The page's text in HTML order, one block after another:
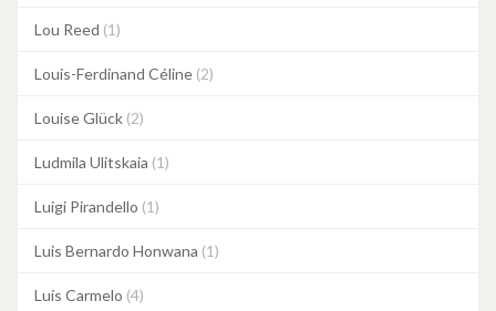
Lou Reed (1)
Louis-Ferdinand Céline (2)
Louise Glück (2)
Ludmila Ulitskaia (1)
Luigi Pirandello (1)
Luis Bernardo Honwana (1)
Luís Carmelo (4)